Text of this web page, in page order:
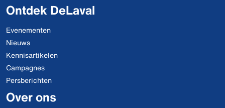
Ontdek DeLaval
Evenementen
Nieuws
Kennisartikelen
Campagnes
Persberichten
Over ons